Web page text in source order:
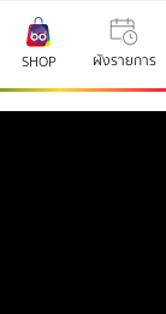
SHOP ผังรายการ